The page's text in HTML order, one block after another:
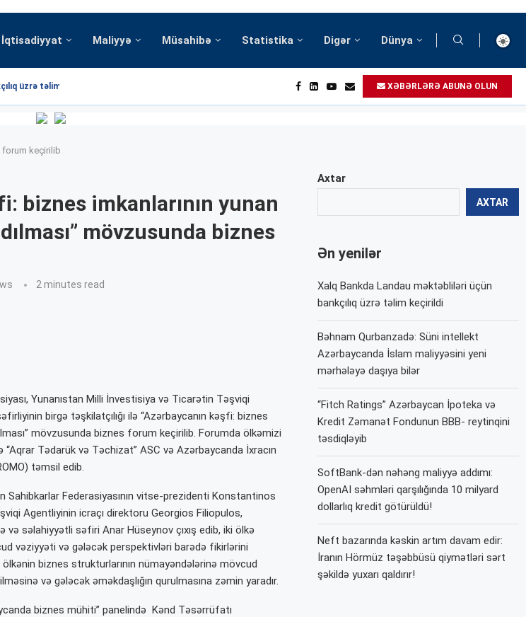
İqtisadiyyat Maliyyə Müsahibə Statistika Digər Dünya
üzrə təlim... XƏBƏRLƏRƏ ABUNƏ OLUN
forum keçirilib
biznes imkanlarının yunan
mövzusunda biznes
2 minutes read
Yunanıstan Milli İnvestisiya və Ticarətin Təşviqi
birgə təşkilatçılığı ilə “Azərbaycanın kəşfi: biznes
mövzusunda biznes forum keçirilib. Forumda ölkəmizi
Tədarük və Təchizat” ASC və Azərbaycanda İxracın
təmsil edib.
Sahibkarlar Federasiyasının vitse-prezidenti Konstantinos
Agentliyinin icraçı direktoru Georgios Filiopulos,
və səlahiyyətli səfiri Anar Hüseynov çıxış edib, iki ölkə
vəziyyəti və gələcək perspektivləri barədə fikirlərini
biznes strukturlarının nümayəndələrinə mövcud
və gələcək əməkdaşlığın qurulmasına zəmin yaradır.
biznes mühiti” panelində Kənd Təsərrüfatı
Axtar
AXTAR
Ən yenilər
Xalq Bankda Landau məktəbliləri üçün
bankçılıq üzrə təlim keçirildi
Bəhnam Qurbanzadə: Süni intellekt
Azərbaycanda İslam maliyyəsini yeni
mərhələyə daşıya bilər
“Fitch Ratings” Azərbaycan İpoteka və
Kredit Zəmanət Fondunun BBB- reytinqini
təsdiqləyib
SoftBank-dən nəhəng maliyyə addımı:
OpenAI səhmləri qarşılığında 10 milyard
dollarlıq kredit götürüldü!
Neft bazarında kəskin artım davam edir:
İranın Hörmüz təşəbbüsü qiymətləri sərt
şəkildə yuxarı qaldırır!